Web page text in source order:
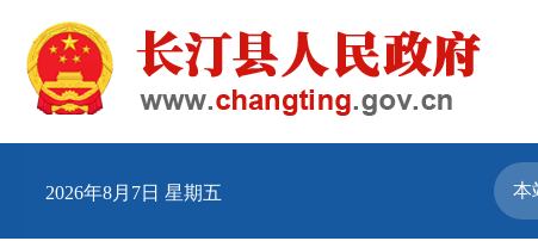
2026年8月7日 星期五